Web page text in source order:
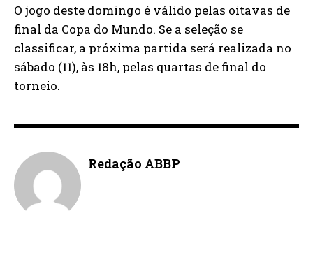
O jogo deste domingo é válido pelas oitavas de
final da Copa do Mundo. Se a seleção se
classificar, a próxima partida será realizada no
sábado (11), às 18h, pelas quartas de final do
torneio.
Redação ABBP